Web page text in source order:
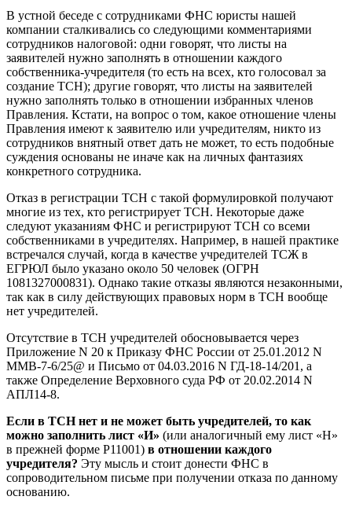
В устной беседе с сотрудниками ФНС юристы нашей
компании сталкивались со следующими комментариями
сотрудников налоговой: одни говорят, что листы на
заявителей нужно заполнять в отношении каждого
собственника-учредителя (то есть на всех, кто голосовал за
создание ТСН); другие говорят, что листы на заявителей
нужно заполнять только в отношении избранных членов
Правления. Кстати, на вопрос о том, какое отношение члены
Правления имеют к заявителю или учредителям, никто из
сотрудников внятный ответ дать не может, то есть подобные
суждения основаны не иначе как на личных фантазиях
конкретного сотрудника.
Отказ в регистрации ТСН с такой формулировкой получают
многие из тех, кто регистрирует ТСН. Некоторые даже
следуют указаниям ФНС и регистрируют ТСН со всеми
собственниками в учредителях. Например, в нашей практике
встречался случай, когда в качестве учредителей ТСЖ в
ЕГРЮЛ было указано около 50 человек (ОГРН
1081327000831). Однако такие отказы являются незаконными,
так как в силу действующих правовых норм в ТСН вообще
нет учредителей.
Отсутствие в ТСН учредителей обосновывается через
Приложение N 20 к Приказу ФНС России от 25.01.2012 N
ММВ-7-6/25@ и Письмо от 04.03.2016 N ГД-18-14/201, а
также Определение Верховного суда РФ от 20.02.2014 N
АПЛ14-8.
Если в ТСН нет и не может быть учредителей, то как
можно заполнить лист «И» (или аналогичный ему лист «Н»
в прежней форме Р11001) в отношении каждого
учредителя? Эту мысль и стоит донести ФНС в
сопроводительном письме при получении отказа по данному
основанию.